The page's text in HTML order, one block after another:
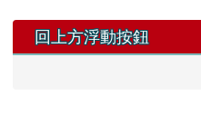
回上方浮動按鈕